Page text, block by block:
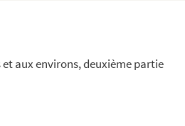
aux environs, deuxième partie